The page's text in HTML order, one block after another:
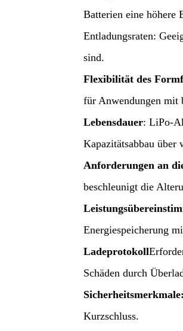
Batterien eine höhere
Entladungsraten:
sind.
Flexibilität des
für Anwendungen mit
Lebensdauer: LiPo-
Kapazitätsabbau über
Anforderungen an
beschleunigt die
Energiespeicherung
Ladeprotokoll
Schäden durch
Sicherheitsmerkmale:
Kurzschluss.